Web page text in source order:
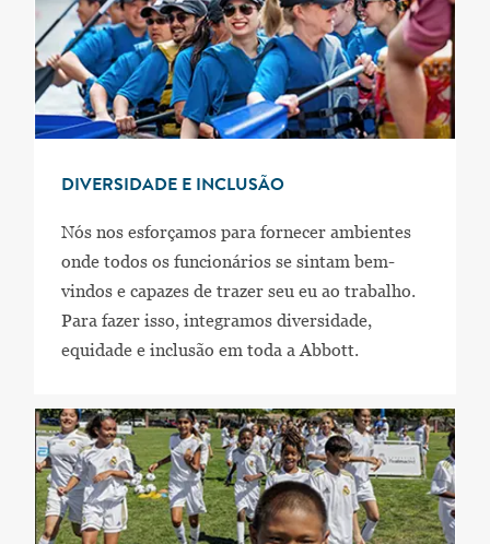
DIVERSIDADE E INCLUSÃO
Nós nos esforçamos para fornecer ambientes
onde todos os funcionários se sintam bem-
vindos e capazes de trazer seu eu ao trabalho.
Para fazer isso, integramos diversidade,
equidade e inclusão em toda a Abbott.